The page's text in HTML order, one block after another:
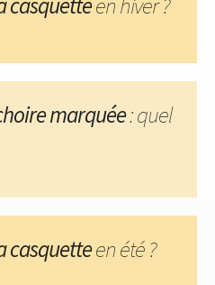
marquée: quel
casquetteen été ?